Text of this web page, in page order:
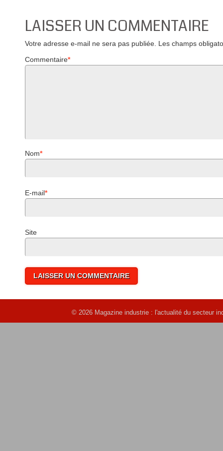
LAISSER UN COMMENTAIRE
Votre adresse e-mail ne sera pas publiée. Les champs
Commentaire*
Nom*
E-mail*
Site
© 2026 Magazine industrie : l'actualité du secteur